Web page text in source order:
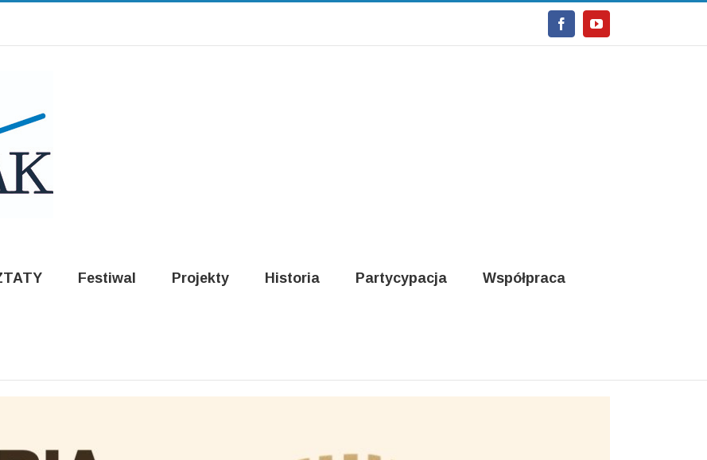
FacebookYoutube
Festiwal Projekty Historia Partycypacja Współpraca